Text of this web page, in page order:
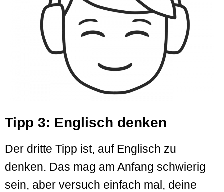
Tipp 3: Englisch denken
Der dritte Tipp ist, auf Englisch zu
denken. Das mag am Anfang schwierig
sein, aber versuch einfach mal, deine